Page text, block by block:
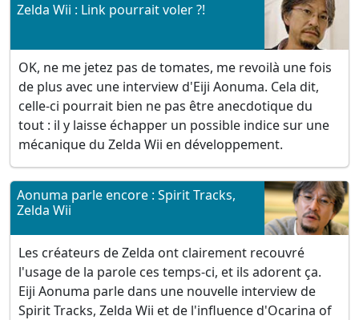
Zelda Wii : Link pourrait voler ?!
OK, ne me jetez pas de tomates, me revoilà une fois
de plus avec une interview d'Eiji Aonuma. Cela dit,
celle-ci pourrait bien ne pas être anecdotique du
tout : il y laisse échapper un possible indice sur une
mécanique du Zelda Wii en développement.
Aonuma parle encore : Spirit Tracks,
Zelda Wii
Les créateurs de Zelda ont clairement recouvré
l'usage de la parole ces temps-ci, et ils adorent ça.
Eiji Aonuma parle dans une nouvelle interview de
Spirit Tracks, Zelda Wii et de l'influence d'Ocarina of